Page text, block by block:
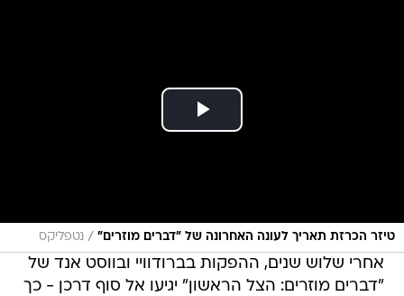
טיזר הכרזת תאריך לעונה האחרונה של "דברים מוזרים" / נטפליקס
אחרי שלוש שנים, ההפקות בברודוויי ובווסט אנד של
"דברים מוזרים: הצל הראשון" יגיעו אל סוף דרכן - כך